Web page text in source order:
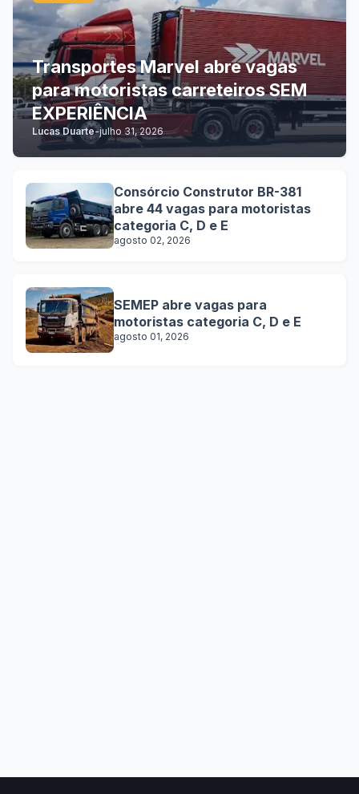
Transportes Marvel abre vagas
para motoristas carreteiros SEM
EXPERIÊNCIA
Lucas Duarte-julho 31, 2026
Consórcio Construtor BR-381
abre 44 vagas para motoristas
categoria C, D e E
agosto 02, 2026
SEMEP abre vagas para
motoristas categoria C, D e E
agosto 01, 2026